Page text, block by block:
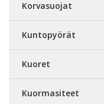
Korvasuojat
Kuntopyörät
Kuoret
Kuormasiteet